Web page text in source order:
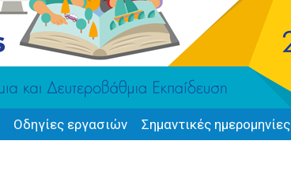
Οδηγίες εργασιών Σημαντικές ημερομηνίες